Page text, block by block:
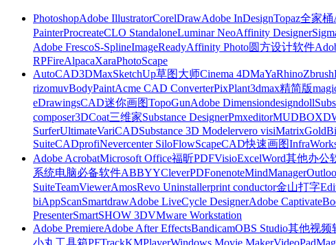
PhotoshopAdobe IllustratorCorelDrawAdobe InDesignTopaz全家桶
PainterProcreateCLO StandaloneLuminar NeoAffinity Designer
Adobe FrescoS-SplineImageReadyAffinity Photo圆方设计软件
RPFireAlpacaXaraPhotoScape
AutoCAD3DMaxSketchUp草图大师Cinema 4DMaYaRhinoZbrush
rizomuvBodyPaintAcme CAD ConverterPixPlant3dmax精简版
eDrawingsCAD迷你画图TopoGunAdobe Dimensiondesigndoll
composer3DCoat三维家Substance DesignerPmxeditorMUDBOX
SurferUltimateVariCADSubstance 3D Modelervero visiMatrixGold
SuiteCADprofiNevercenter SiloFlowScapeCAD快速画图
Adobe AcrobatMicrosoft Office福昕PDFVisioExcelWord其他办公
系统电脑必备软件ABBYYCleverPDFonenoteMindManager
SuiteTeamViewerAmosRevo Uninstallerprint conductor金山打字
biAppScanSmartdrawAdobe LiveCycle DesignerAdobe Captivate
PresenterSmartSHOW 3DVMware Workstation
Adobe PremiereAdobe After EffectsBandicamOBS Studio其他视频
小丸工具箱PFTrackKMPlayerWindows Movie MakerVideoPad